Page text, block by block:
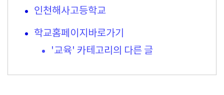
인천해사고등학교
학교홈페이지바로가기
'교육' 카테고리의 다른 글